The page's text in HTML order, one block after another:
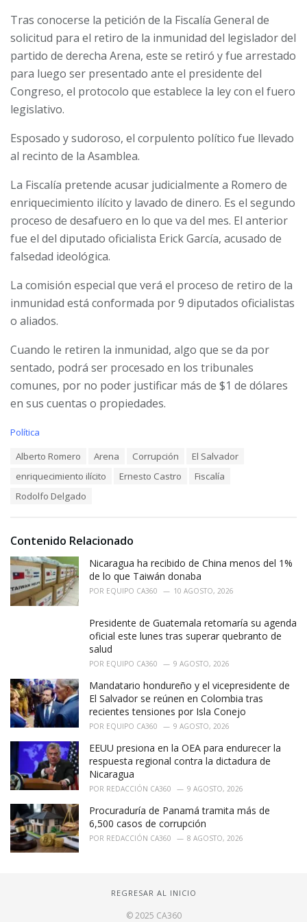
Tras conocerse la petición de la Fiscalía General de
solicitud para el retiro de la inmunidad del legislador del
partido de derecha Arena, este se retiró y fue arrestado
para luego ser presentado ante el presidente del
Congreso, el protocolo que establece la ley con el fuero
legislativo.
Esposado y sudoroso, el corpulento político fue llevado
al recinto de la Asamblea.
La Fiscalía pretende acusar judicialmente a Romero de
enriquecimiento ilícito y lavado de dinero. Es el segundo
proceso de desafuero en lo que va del mes. El anterior
fue el del diputado oficialista Erick García, acusado de
falsedad ideológica.
La comisión especial que verá el proceso de retiro de la
inmunidad está conformada por 9 diputados oficialistas
o aliados.
Cuando le retiren la inmunidad, algo que se da por
sentado, podrá ser procesado en los tribunales
comunes, por no poder justificar más de $1 de dólares
en sus cuentas o propiedades.
C
s
:
Política
Alberto Romero Arena Corrupción
El Salvador
enriquecimiento ilícito
Ernesto Castro
Fiscalía
Rodolfo Delgado
Contenido Relacionado
Nicaragua ha recibido de China menos del 1%
de lo que Taiwán donaba
POR EQUIPO CA360 10 AGOSTO, 2026
Presidente de Guatemala retomaría su agenda
oficial este lunes tras superar quebranto de
salud
POR EQUIPO CA360 9 AGOSTO, 2026
Mandatario hondureño y el vicepresidente de
El Salvador se reúnen en Colombia tras
recientes tensiones por Isla Conejo
POR EQUIPO CA360 9 AGOSTO, 2026
EEUU presiona en la OEA para endurecer la
respuesta regional contra la dictadura de
Nicaragua
POR REDACCIÓN CA360 9 AGOSTO, 2026
Procuraduría de Panamá tramita más de
6,500 casos de corrupción
POR REDACCIÓN CA360 8 AGOSTO, 2026
REGRESAR AL INICIO
© 2025 CA360